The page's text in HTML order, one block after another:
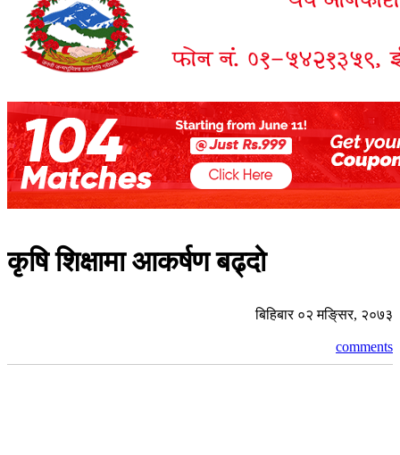
कृषि शिक्षामा आकर्षण बढ्दो
बिहिबार ०२ मङि्सर, २०७३
comments